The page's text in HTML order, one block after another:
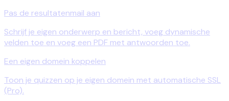
Pas de resultatenmail aan
Schrijf je eigen onderwerp en bericht, voeg dynamische
velden toe en voeg een PDF met antwoorden toe.
Een eigen domein koppelen
Toon je quizzen op je eigen domein met automatische SSL
(Pro).